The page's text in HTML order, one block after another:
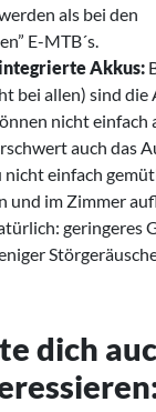
als bei den
E-MTB´s.
Akkus:
bei allen) sind die
nicht einfach
auch das
nicht einfach
und im Zimmer
geringeres
dich